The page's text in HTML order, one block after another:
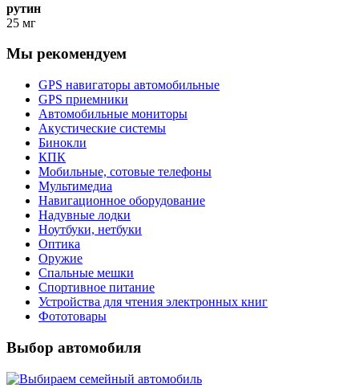
рутин
25 мг
Мы рекомендуем
GPS навигаторы автомобильные
GPS приемники
Автомобильные мониторы
Акустические системы
Бинокли
КПК
Мобильные, сотовые телефоны
Мультимедиа
Навигационное оборудование
Надувные лодки
Ноутбуки, нетбуки
Оптика
Оружие
Спальные мешки
Спортивное питание
Устройства для чтения электронных книг
Фототовары
Выбор автомобиля